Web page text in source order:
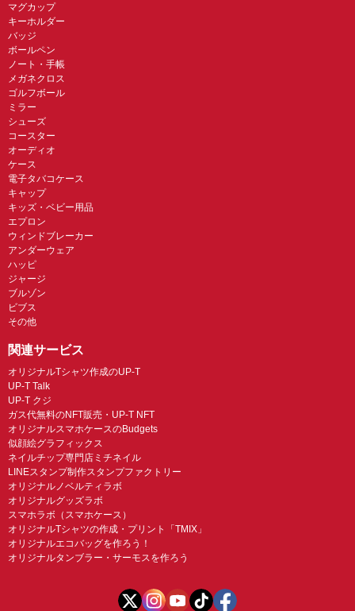
マグカップ
キーホルダー
バッジ
ボールペン
ノート・手帳
メガネクロス
ゴルフボール
ミラー
シューズ
コースター
オーディオ
ケース
電子タバコケース
キャップ
キッズ・ベビー用品
エプロン
ウィンドブレーカー
アンダーウェア
ハッピ
ジャージ
ブルゾン
ビブス
その他
関連サービス
オリジナルTシャツ作成のUP-T
UP-T Talk
UP-T クジ
ガス代無料のNFT販売・UP-T NFT
オリジナルスマホケースのBudgets
似顔絵グラフィックス
ネイルチップ専門店ミチネイル
LINEスタンプ制作スタンプファクトリー
オリジナルノベルティラボ
オリジナルグッズラボ
スマホラボ（スマホケース）
オリジナルTシャツの作成・プリント「TMIX」
オリジナルエコバッグを作ろう！
オリジナルタンブラー・サーモスを作ろう